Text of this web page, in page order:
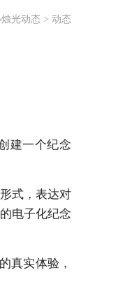
光动态 > 动态
建一个纪念
式，表达对
电子化纪念
真实体验，